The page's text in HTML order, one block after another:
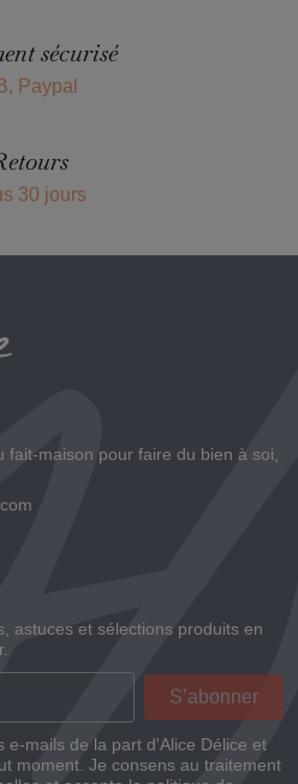
sécurisé
Paypal
30 jours
fait-maison pour faire du bien à soi,
astuces et sélections produits en
e-mails de la part d'Alice Délice et
moment. Je consens au traitement